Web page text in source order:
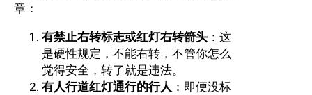
章：
有禁止右转标志或红灯右转箭头 ：这
是硬性规定，不能右转，不管你怎么
觉得安全，转了就是违法。
有人行道红灯通行的行人 ：即便没标